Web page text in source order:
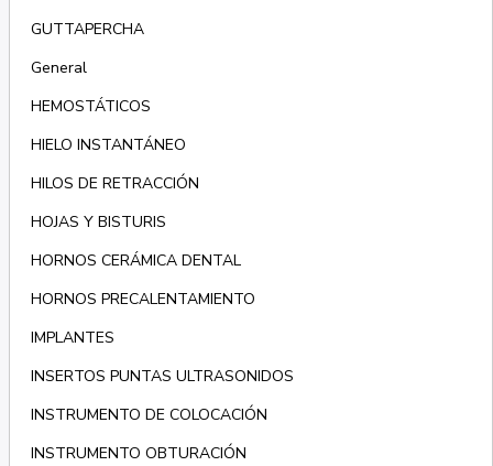
GUTTAPERCHA
General
HEMOSTÁTICOS
HIELO INSTANTÁNEO
HILOS DE RETRACCIÓN
HOJAS Y BISTURIS
HORNOS CERÁMICA DENTAL
HORNOS PRECALENTAMIENTO
IMPLANTES
INSERTOS PUNTAS ULTRASONIDOS
INSTRUMENTO DE COLOCACIÓN
INSTRUMENTO OBTURACIÓN